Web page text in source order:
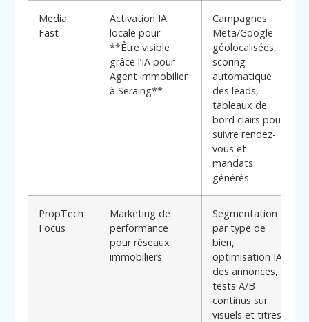
Media
Fast
Activation IA
locale pour
**Être visible
grâce l’IA pour
Agent immobilier
à Seraing**
Campagnes
Meta/Google
géolocalisées,
scoring
automatique
des leads,
tableaux de
bord clairs pour
suivre rendez-
vous et
mandats
générés.
PropTech
Focus
Marketing de
performance
pour réseaux
immobiliers
Segmentation
par type de
bien,
optimisation IA
des annonces,
tests A/B
continus sur
visuels et titres.